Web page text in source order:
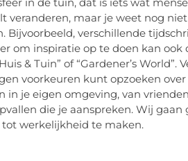
veranderen, maar je weet nog
Bijvoorbeeld, verschillende
om inspiratie op te doen kan
& Tuin” of “Gardener’s
voorkeuren kunt opzoeken
in je eigen omgeving, van
die je aanspreken. Wij
werkelijkheid te maken.